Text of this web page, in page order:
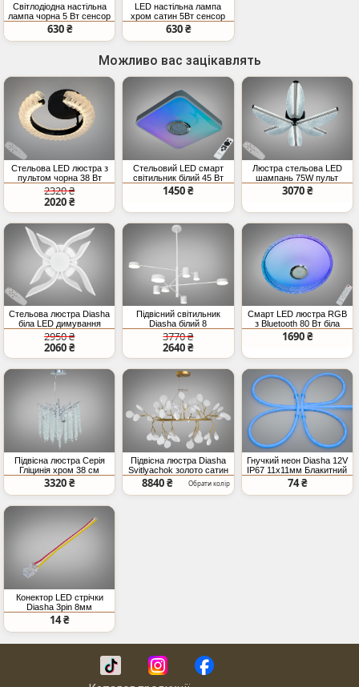
Світлодіодна настільна
лампа чорна 5 Вт сенсор
630 ₴
LED настільна лампа
хром сатин 5Вт сенсор
USB
630 ₴
Можливо вас зацікавлять
Стельова LED люстра з
пультом чорна 38 Вт
2320 ₴
2020 ₴
Стельовий LED смарт
світильник білий 45 Вт
RGB
1450 ₴
Люстра стельова LED
шампань 75W пульт
димер
3070 ₴
Стельова люстра Diasha
біла LED димування
67Вт
2950 ₴
2060 ₴
Підвісний світильник
Diasha білий 8
циліндричних плафонів
3770 ₴
2640 ₴
Смарт LED люстра RGB
з Bluetooth 80 Вт біла
1690 ₴
Підвісна люстра Серія
Гліцинія хром 38 см
E14x4
3320 ₴
Підвісна люстра Diasha
Svitlyachok золото сатин
8840 ₴ Обрати колір
Гнучкий неон Diasha 12V
IP67 11x11мм Блакитний
74 ₴
Конектор LED стрічки
Diasha 3pin 8мм
прозорий IDC
14 ₴